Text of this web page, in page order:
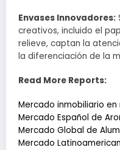
Envases Innovadores:
creativos, incluido el
relieve, captan la
la diferenciación de la
Read More Reports:
Mercado inmobiliario en
Mercado Español de
Mercado Global de
Mercado